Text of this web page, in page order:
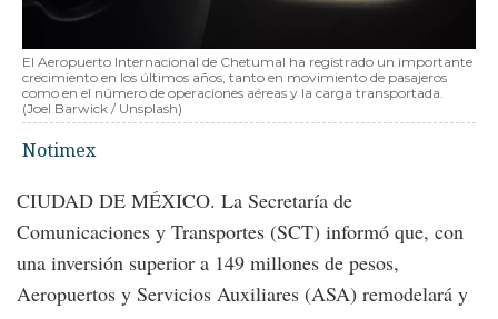
El Aeropuerto Internacional de Chetumal ha registrado un importante
crecimiento en los últimos años, tanto en movimiento de pasajeros
como en el número de operaciones aéreas y la carga transportada.
(Joel Barwick / Unsplash)
Notimex
CIUDAD DE MÉXICO. La Secretaría de
Comunicaciones y Transportes (SCT) informó que, con
una inversión superior a 149 millones de pesos,
Aeropuertos y Servicios Auxiliares (ASA) remodelará y